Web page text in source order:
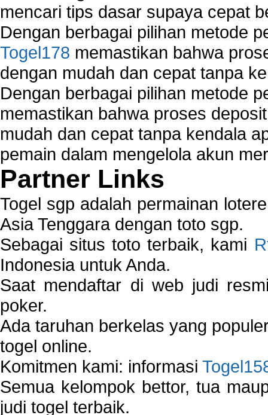
mencari tips dasar supaya cepat
Dengan berbagai pilihan metode
Togel178 memastikan bahwa
dengan mudah dan cepat tanpa
Dengan berbagai pilihan metode
memastikan bahwa proses
mudah dan cepat tanpa kendala
pemain dalam mengelola akun
Partner Links
Togel sgp adalah permainan
Asia Tenggara dengan toto sgp.
Sebagai situs toto terbaik, kami
Indonesia untuk Anda.
Saat mendaftar di web judi
poker.
Ada taruhan berkelas yang
togel online.
Komitmen kami: informasi
Semua kelompok bettor, tua
judi togel terbaik.